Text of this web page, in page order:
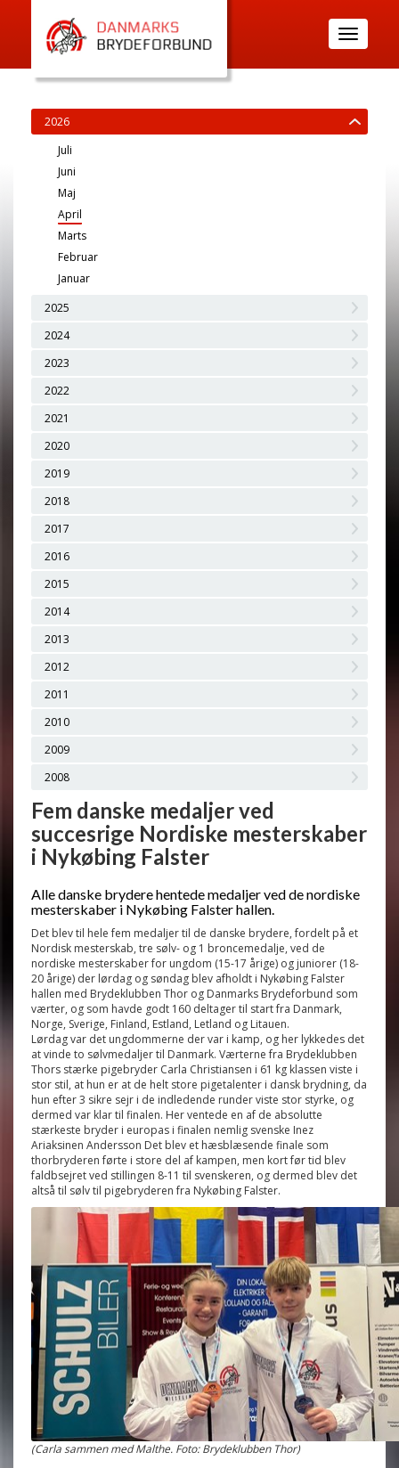
Toggle
navigation
2026
Juli
Juni
Maj
April
Marts
Februar
Januar
2025
2024
2023
2022
2021
2020
2019
2018
2017
2016
2015
2014
2013
2012
2011
2010
2009
2008
Fem danske medaljer ved
succesrige Nordiske mesterskaber
i Nykøbing Falster
Alle danske brydere hentede medaljer ved de nordiske
mesterskaber i Nykøbing Falster hallen.
Det blev til hele fem medaljer til de danske brydere, fordelt på et
Nordisk mesterskab, tre sølv- og 1 broncemedalje, ved de
nordiske mesterskaber for ungdom (15-17 årige) og juniorer (18-
20 årige) der lørdag og søndag blev afholdt i Nykøbing Falster
hallen med Brydeklubben Thor og Danmarks Brydeforbund som
værter, og som havde godt 160 deltager til start fra Danmark,
Norge, Sverige, Finland, Estland, Letland og Litauen.
Lørdag var det ungdommerne der var i kamp, og her lykkedes det
at vinde to sølvmedaljer til Danmark. Værterne fra Brydeklubben
Thors stærke pigebryder Carla Christiansen i 61 kg klassen viste i
stor stil, at hun er at de helt store pigetalenter i dansk brydning, da
hun efter 3 sikre sejr i de indledende runder viste stor styrke, og
dermed var klar til finalen. Her ventede en af de absolutte
stærkeste bryder i europas i finalen nemlig svenske Inez
Ariaksinen Andersson Det blev et hæsblæsende finale som
thorbryderen førte i store del af kampen, men kort før tid blev
faldbsejret ved stillingen 8-11 til svenskeren, og dermed blev det
altså til sølv til pigebryderen fra Nykøbing Falster.
(Carla sammen med Malthe. Foto: Brydeklubben Thor)